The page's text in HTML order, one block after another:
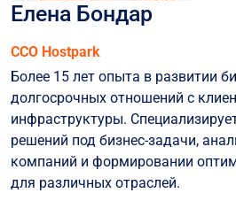
Елена Бондар
CCO Hostpark
Более 15 лет опыта в развитии
долгосрочных отношений с
инфраструктуры.
решений под бизнес-задачи,
компаний и формировании
для различных отраслей.